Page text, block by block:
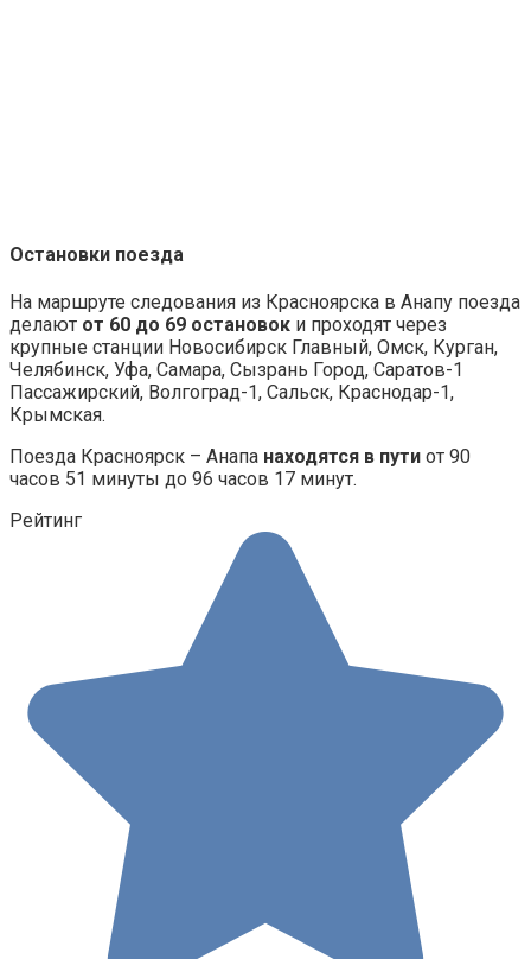
Остановки поезда
На маршруте следования из Красноярска в Анапу поезда
делают от 60 до 69 остановок и проходят через
крупные станции Новосибирск Главный, Омск, Курган,
Челябинск, Уфа, Самара, Сызрань Город, Саратов-1
Пассажирский, Волгоград-1, Сальск, Краснодар-1,
Крымская.
Поезда Красноярск – Анапа находятся в пути от 90
часов 51 минуты до 96 часов 17 минут.
Рейтинг